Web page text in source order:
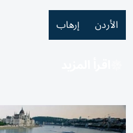
الأردن إرهاب